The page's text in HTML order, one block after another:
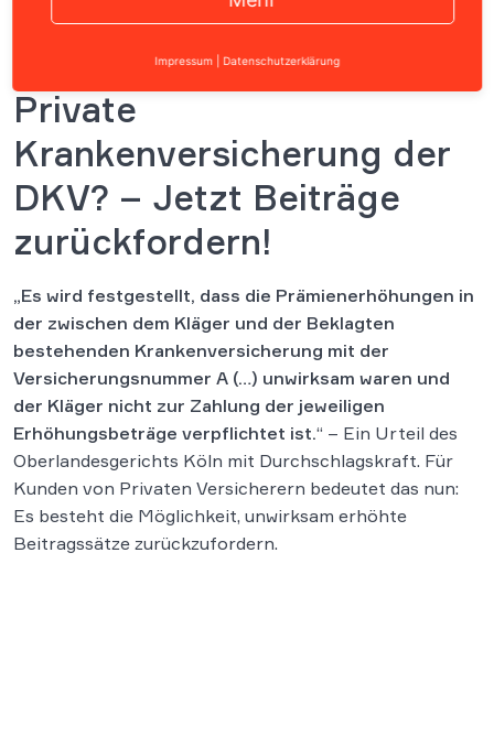
Private
Krankenversicherung der
DKV? – Jetzt Beiträge
zurückfordern!
„Es wird festgestellt, dass die Prämienerhöhungen in
der zwischen dem Kläger und der Beklagten
bestehenden Krankenversicherung mit der
Versicherungsnummer A (…) unwirksam waren und
der Kläger nicht zur Zahlung der jeweiligen
Erhöhungsbeträge verpflichtet ist.“ – Ein Urteil des
Oberlandesgerichts Köln mit Durchschlagskraft. Für
Kunden von Privaten Versicherern bedeutet das nun:
Es besteht die Möglichkeit, unwirksam erhöhte
Beitragssätze zurückzufordern.
Impressum Datenschutzerklärung